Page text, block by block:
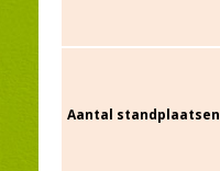
Aantal standplaatsen